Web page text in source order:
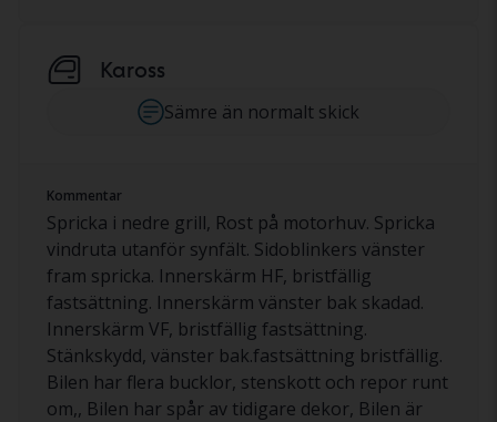
Kaross
Sämre än normalt skick
Kommentar
Spricka i nedre grill, Rost på motorhuv. Spricka
vindruta utanför synfält. Sidoblinkers vänster
fram spricka. Innerskärm HF, bristfällig
fastsättning. Innerskärm vänster bak skadad.
Innerskärm VF, bristfällig fastsättning.
Stänkskydd, vänster bak.fastsättning bristfällig.
Bilen har flera bucklor, stenskott och repor runt
om,, Bilen har spår av tidigare dekor, Bilen är